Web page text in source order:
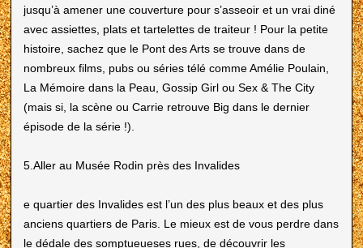
jusqu’à amener une couverture pour s’asseoir et un vrai diné
avec assiettes, plats et tartelettes de traiteur ! Pour la petite
histoire, sachez que le Pont des Arts se trouve dans de
nombreux films, pubs ou séries télé comme Amélie Poulain,
La Mémoire dans la Peau, Gossip Girl ou Sex & The City
(mais si, la scène ou Carrie retrouve Big dans le dernier
épisode de la série !).
5.Aller au Musée Rodin près des Invalides
e quartier des Invalides est l’un des plus beaux et des plus
anciens quartiers de Paris. Le mieux est de vous perdre dans
le dédale des somptueueses rues, de découvrir les